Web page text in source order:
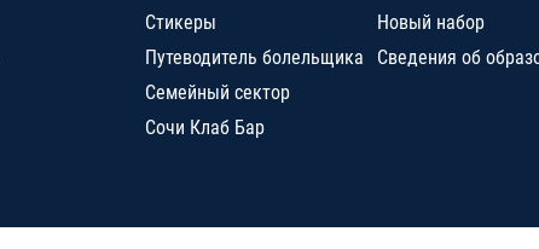
Стикеры
Путеводитель болельщика
Семейный сектор
Сочи Клаб Бар
Новый набор
Сведения об